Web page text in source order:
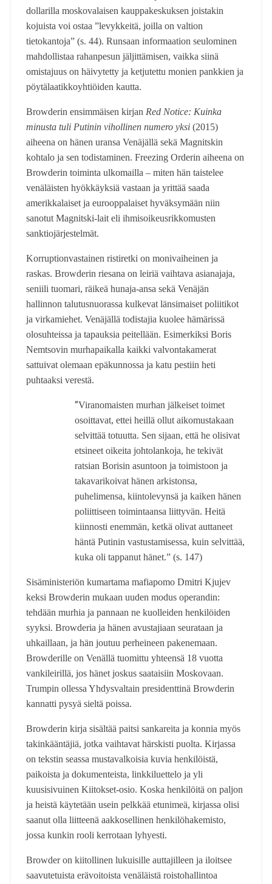
dollarilla moskovalaisen kauppakeskuksen joistakin
kojuista voi ostaa ”levykkeitä, joilla on valtion
tietokantoja” (s. 44). Runsaan informaation seulominen
mahdollistaa rahanpesun jäljittämisen, vaikka siinä
omistajuus on häivytetty ja ketjutettu monien pankkien ja
pöytälaatikkoyhtiöiden kautta.
Browderin ensimmäisen kirjan Red Notice: Kuinka
minusta tuli Putinin vihollinen numero yksi(2015)
aiheena on hänen uransa Venäjällä sekä Magnitskin
kohtalo ja sen todistaminen. Freezing Orderin aiheena on
Browderin toiminta ulkomailla – miten hän taistelee
venäläisten hyökkäyksiä vastaan ja yrittää saada
amerikkalaiset ja eurooppalaiset hyväksymään niin
sanotut Magnitski-lait eli ihmisoikeusrikkomusten
sanktiojärjestelmät.
Korruptionvastainen ristiretki on monivaiheinen ja
raskas. Browderin riesana on leiriä vaihtava asianajaja,
seniili tuomari, räikeä hunaja-ansa sekä Venäjän
hallinnon talutusnuorassa kulkevat länsimaiset poliitikot
ja virkamiehet. Venäjällä todistajia kuolee hämärissä
olosuhteissa ja tapauksia peitellään. Esimerkiksi Boris
Nemtsovin murhapaikalla kaikki valvontakamerat
sattuivat olemaan epäkunnossa ja katu pestiin heti
puhtaaksi verestä.
”Viranomaisten murhan jälkeiset toimet
osoittavat, ettei heillä ollut aikomustakaan
selvittää totuutta. Sen sijaan, että he olisivat
etsineet oikeita johtolankoja, he tekivät
ratsian Borisin asuntoon ja toimistoon ja
takavarikoivat hänen arkistonsa,
puhelimensa, kiintolevynsä ja kaiken hänen
poliittiseen toimintaansa liittyvän. Heitä
kiinnosti enemmän, ketkä olivat auttaneet
häntä Putinin vastustamisessa, kuin selvittää,
kuka oli tappanut hänet.” (s. 147)
Sisäministeriön kumartama mafiapomo Dmitri Kjujev
keksi Browderin mukaan uuden modus operandin:
tehdään murhia ja pannaan ne kuolleiden henkilöiden
syyksi. Browderia ja hänen avustajiaan seurataan ja
uhkaillaan, ja hän joutuu perheineen pakenemaan.
Browderille on Venällä tuomittu yhteensä 18 vuotta
vankileirillä, jos hänet joskus saataisiin Moskovaan.
Trumpin ollessa Yhdysvaltain presidenttinä Browderin
kannatti pysyä sieltä poissa.
Browderin kirja sisältää paitsi sankareita ja konnia myös
takinkääntäjiä, jotka vaihtavat härskisti puolta. Kirjassa
on tekstin seassa mustavalkoisia kuvia henkilöistä,
paikoista ja dokumenteista, linkkiluettelo ja yli
kuusisivuinen Kiitokset-osio. Koska henkilöitä on paljon
ja heistä käytetään usein pelkkää etunimeä, kirjassa olisi
saanut olla liitteenä aakkosellinen henkilöhakemisto,
jossa kunkin rooli kerrotaan lyhyesti.
Browder on kiitollinen lukuisille auttajilleen ja iloitsee
saavutetuista erävoitoista venäläistä roistohallintoa